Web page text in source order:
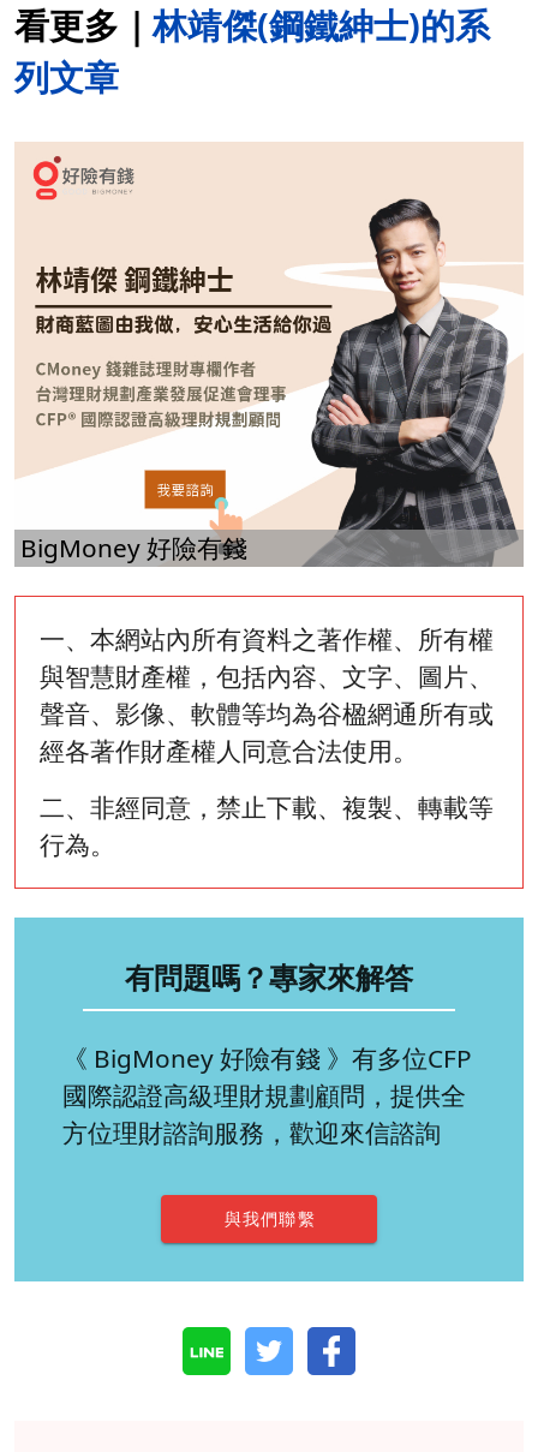
看更多｜林靖傑(鋼鐵紳士)的系
列文章
BigMoney 好險有錢
一、本網站內所有資料之著作權、所有權
與智慧財產權，包括內容、文字、圖片、
聲音、影像、軟體等均為谷楹網通所有或
經各著作財產權人同意合法使用。
二、非經同意，禁止下載、複製、轉載等
行為。
有問題嗎？專家來解答
《 BigMoney 好險有錢 》有多位CFP
國際認證高級理財規劃顧問，提供全
方位理財諮詢服務，歡迎來信諮詢
與我們聯繫